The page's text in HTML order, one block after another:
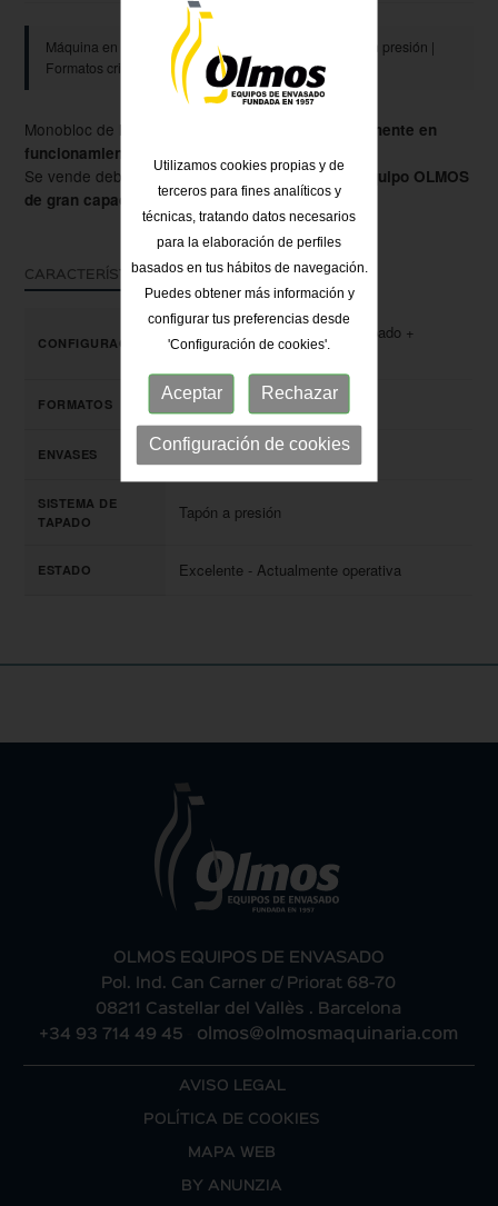
Máquina en perfecto estado de funcionamiento | Tapón presión |
Formatos cristal | Disponible inmediata
Monobloc de llenado, tapado y etiquetado
actualmente en
funcionamiento
Se vende debido a laadquisición de un nuevo equipo OLMOS
de gran capacidad productiva .
CARACTERÍSTICAS TÉCNICAS
CONFIGURACIÓN
Monobloc 3 en 1 (llenado + tapado +
etiquetado integrados)
FORMATOS 5 litros a 250 litros
ENVASES Botellas de cristal
SISTEMA DE
TAPADO
Tapón a presión
ESTADO Excelente - Actualmente operativa
OLMOS EQUIPOS DE ENVASADO
Pol. Ind. Can Carner c/ Priorat 68-70
08211 Castellar del Vallès . Barcelona
+34 93 714 49 45
olmos@olmosmaquinaria.com
AVISO LEGAL
POLÍTICA DE COOKIES
MAPA WEB
BY ANUNZIA
Utilizamos cookies propias y de
terceros para fines analíticos y
técnicas, tratando datos necesarios
para la elaboración de perfiles
basados en tus hábitos de navegación.
Puedes obtener más información y
configurar tus preferencias desde
'Configuración de cookies'.
Aceptar Rechazar
Configuración de cookies